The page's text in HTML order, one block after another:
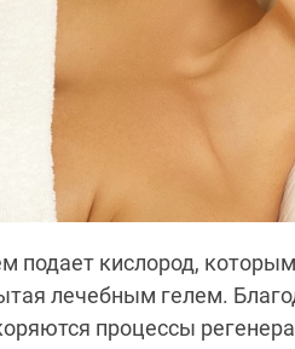
подает кислород,
лечебным гелем.
процессы